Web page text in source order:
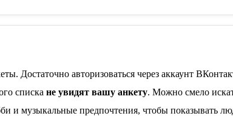
Достаточно авторизоваться через аккаунт
списка не увидят вашу анкету. Можно смело
и музыкальные предпочтения, чтобы показывать